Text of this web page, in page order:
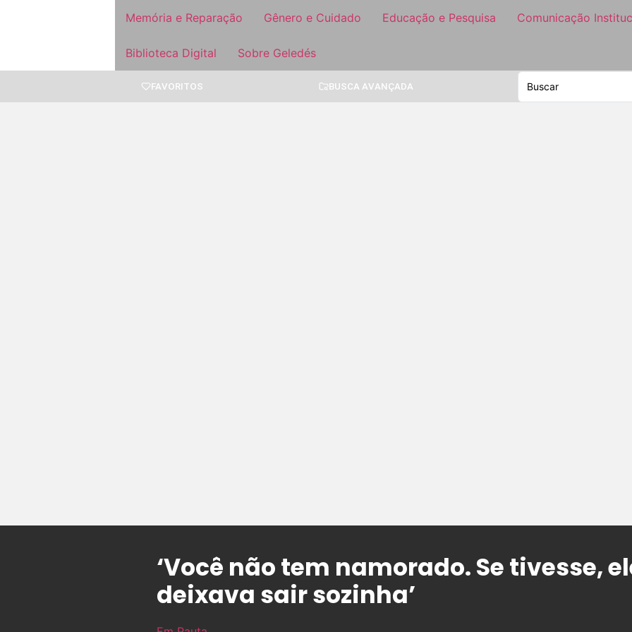
Memória e Reparação Gênero e Cuidado Educação e Pesquisa Comunicação
Biblioteca Digital Sobre Geledés
FAVORITOS BUSCA AVANÇADA
‘Você não tem namorado. Se tivesse,
deixava sair sozinha’